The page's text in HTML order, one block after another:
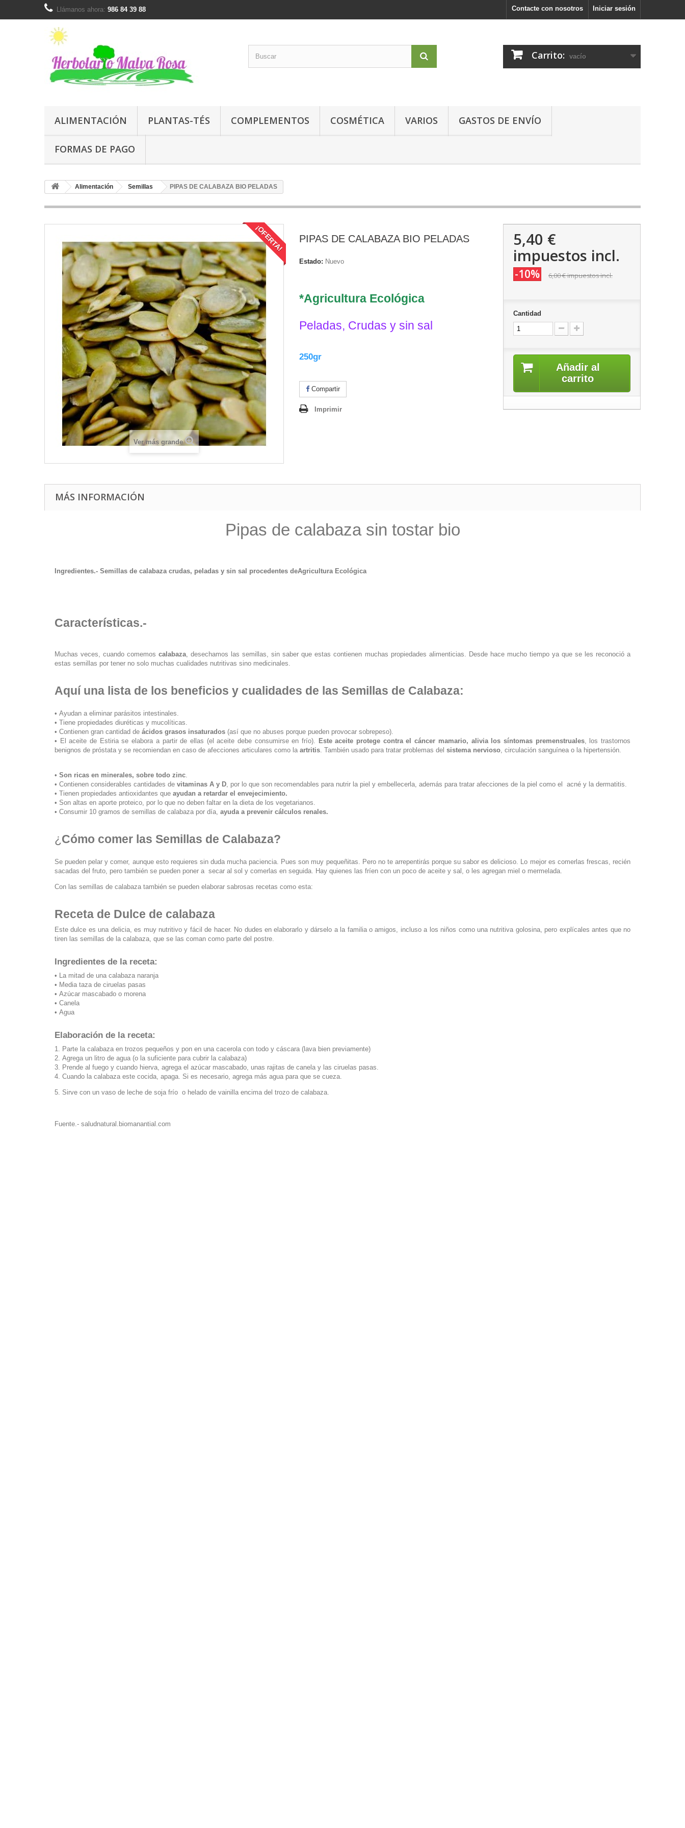
Iniciar sesión
Contacte con nosotros
Llámanos ahora: 986 84 39 88
Carrito: vacío
ALIMENTACIÓN PLANTAS-TÉS COMPLEMENTOS COSMÉTICA VARIOS GASTOS DE ENVÍO
FORMAS DE PAGO
Alimentación Semillas PIPAS DE CALABAZA BIO PELADAS
¡OFERTA!
Ver más grande
PIPAS DE CALABAZA BIO PELADAS
Estado: Nuevo
*Agricultura Ecológica
Peladas, Crudas y sin sal
250gr
Compartir
Imprimir
5,40 €
impuestos incl.
-10% 6,00 €impuestos incl.
Cantidad
Añadir al
carrito
MÁS INFORMACIÓN
Pipas de calabaza sin tostar bio
Ingredientes.- Semillas de calabaza crudas, peladas y sin sal procedentes deAgricultura Ecológica
Características.-
Muchas veces, cuando comemoscalabaza, desechamos las semillas, sin saber que estas contienen muchas propiedades alimenticias. Desde hace mucho tiempo ya que se les reconoció a
estas semillas por tener no solo muchas cualidades nutritivas sino medicinales.
Aquí una lista de los beneficios y cualidades de las Semillas de Calabaza:
• Ayudan a eliminar parásitos intestinales.
• Tiene propiedades diuréticas y mucolíticas.
• Contienen gran cantidad de ácidos grasos insaturados (así que no abuses porque pueden provocar sobrepeso).
• El aceite de Estiria se elabora a partir de ellas (el aceite debe consumirse en frío). Este aceite protege contra el cáncer mamario, alivia los síntomas premenstruales, los trastornos
benignos de próstata y se recomiendan en caso de afecciones articulares como la artritis. También usado para tratar problemas del sistema nervioso, circulación sanguínea o la hipertensión.
• Son ricas en minerales, sobre todo zinc.
• Contienen considerables cantidades de vitaminas A y D, por lo que son recomendables para nutrir la piel y embellecerla, además para tratar afecciones de la piel como el acné y la dermatitis.
• Tienen propiedades antioxidantes que ayudan a retardar el envejecimiento.
• Son altas en aporte proteico, por lo que no deben faltar en la dieta de los vegetarianos.
• Consumir 10 gramos de semillas de calabaza por día, ayuda a prevenir cálculos renales.
¿ Cómo comer las Semillas de Calabaza?
Se pueden pelar y comer, aunque esto requieres sin duda mucha paciencia. Pues son muy pequeñitas. Pero no te arrepentirás porque su sabor es delicioso. Lo mejor es comerlas frescas, recién
sacadas del fruto, pero también se pueden poner a secar al sol y comerlas en seguida. Hay quienes las fríen con un poco de aceite y sal, o les agregan miel o mermelada.
Con las semillas de calabaza también se pueden elaborar sabrosas recetas como esta:
Receta de Dulce de calabaza
Este dulce es una delicia, es muy nutritivo y fácil de hacer. No dudes en elaborarlo y dárselo a la familia o amigos, incluso a los niños como una nutritiva golosina, pero explícales antes que no
tiren las semillas de la calabaza, que se las coman como parte del postre.
Ingredientes de la receta:
• La mitad de una calabaza naranja
• Media taza de ciruelas pasas
• Azúcar mascabado o morena
• Canela
• Agua
Elaboración de la receta:
1. Parte la calabaza en trozos pequeños y pon en una cacerola con todo y cáscara (lava bien previamente)
2. Agrega un litro de agua (o la suficiente para cubrir la calabaza)
3. Prende al fuego y cuando hierva, agrega el azúcar mascabado, unas rajitas de canela y las ciruelas pasas.
4. Cuando la calabaza este cocida, apaga. Si es necesario, agrega más agua para que se cueza.
5. Sirve con un vaso de leche de soja frío o helado de vainilla encima del trozo de calabaza.
Fuente.- saludnatural.biomanantial.com